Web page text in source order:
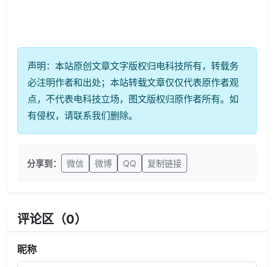
声明：本站原创文章文字版权归电科技所有，转载务
必注明作者和出处；本站转载文章仅仅代表原作者观
点，不代表电科技立场，图文版权归原作者所有。如
有侵权，请联系我们删除。
分享到： 微信 微博 QQ 复制链接
评论区（0）
昵称